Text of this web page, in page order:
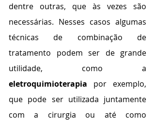
dentre outras, que às vezes são
necessárias. Nesses casos algumas
técnicas de combinação de
tratamento podem ser de grande
eletroquimioterapia por exemplo,
que pode ser utilizada juntamente
com a cirurgia ou até como